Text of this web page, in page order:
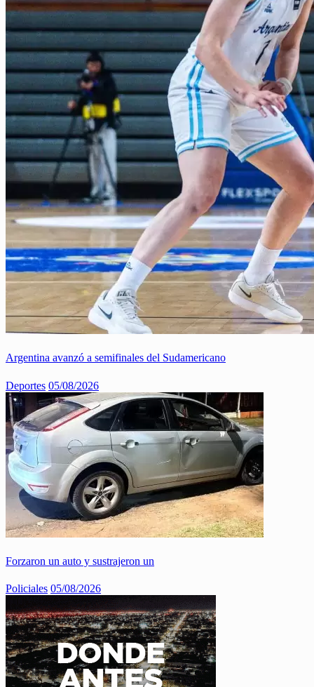
Argentina avanzó a semifinales del Sudamericano
Deportes 05/08/2026
Forzaron un auto y sustrajeron un
Policiales 05/08/2026